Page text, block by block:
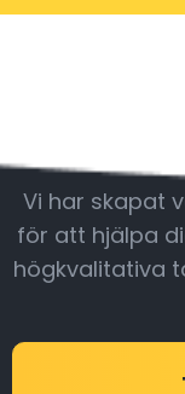
Vi har skapat
för att hjälpa
högkvalitativa